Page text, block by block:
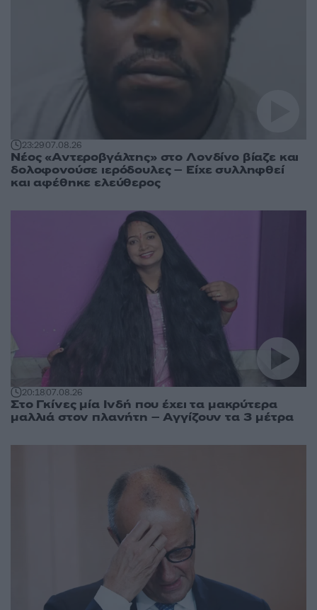
23:2907.08.26
Νέος «Αντεροβγάλτης» στο Λονδίνο βίαζε και
δολοφονούσε ιερόδουλες – Είχε συλληφθεί
και αφέθηκε ελεύθερος
20:1807.08.26
Στο Γκίνες μία Ινδή που έχει τα μακρύτερα
μαλλιά στον πλανήτη – Αγγίζουν τα 3 μέτρα